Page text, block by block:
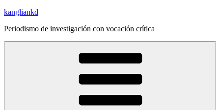
Saltar
contenido
kangliankd
Periodismo de investigación con vocación crítica